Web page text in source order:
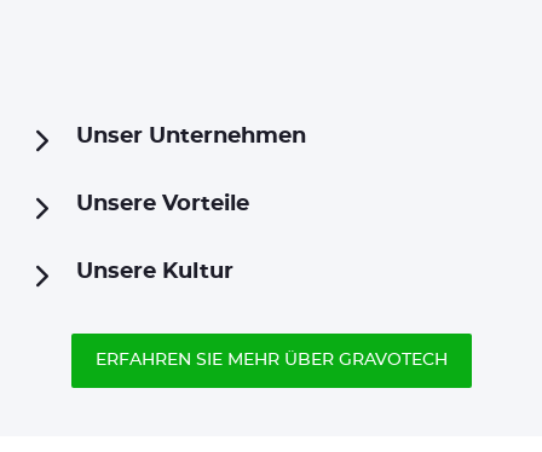
Unser Unternehmen
Unsere Vorteile
Unsere Kultur
ERFAHREN SIE MEHR ÜBER GRAVOTECH